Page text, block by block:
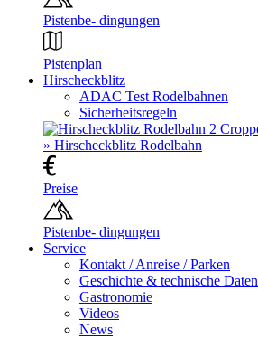
Pistenbe- dingungen
Pistenplan
Hirscheckblitz
ADAC Test Rodelbahnen
Sicherheitsregeln
» Hirscheckblitz Rodelbahn
Preise
Pistenbe- dingungen
Service
Kontakt / Anreise / Parken
Geschichte & technische Daten
Gastronomie
Videos
News